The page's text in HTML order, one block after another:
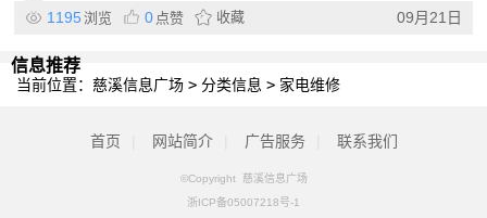
1195 浏览 0 点赞 收藏 09月21日
信息推荐
当前位置： 慈溪信息广场 > 分类信息 > 家电维修
首页 网站简介 广告服务 联系我们
©Copyright 慈溪信息广场
浙ICP备05007218号-1